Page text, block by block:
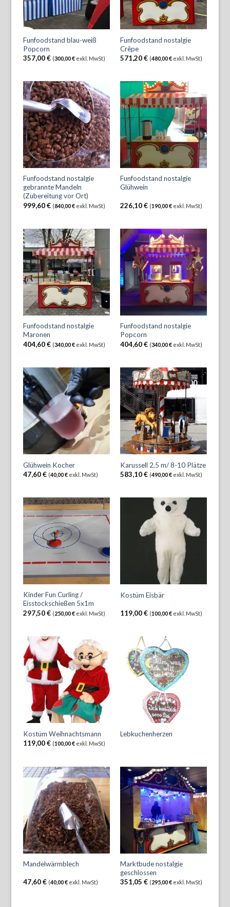
Funfoodstand blau-weiß
Popcorn
357,00€ (300,00€ exkl. MwSt)
Funfoodstand nostalgie
Crêpe
571,20€ (480,00€exkl. MwSt)
Funfoodstand nostalgie
gebrannte Mandeln
(Zubereitung vor Ort)
999,60€ (840,00€ exkl. MwSt)
Funfoodstand nostalgie
Glühwein
226,10€ (190,00€exkl. MwSt)
Funfoodstand nostalgie
Maronen
404,60€ (340,00€ exkl. MwSt)
Funfoodstand nostalgie
Popcorn
404,60€ (340,00€exkl. MwSt)
Glühwein Kocher
47,60€ (40,00€ exkl. MwSt)
Karussell 2,5 m/ 8-10 Plätze
583,10€ (490,00€exkl. MwSt)
Kinder Fun Curling /
Eisstockschießen 5x1m
297,50€ (250,00€ exkl. MwSt)
Kostüm Eisbär
119,00€ (100,00€exkl. MwSt)
Kostüm Weihnachtsmann
119,00€ (100,00€ exkl. MwSt)
Lebkuchenherzen
Mandelwärmblech
47,60€ (40,00€ exkl. MwSt)
Marktbude nostalgie
geschlossen
351,05 € (295,00€exkl. MwSt)